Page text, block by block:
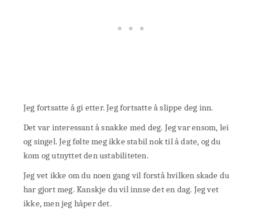
Jeg fortsatte å gi etter. Jeg fortsatte å slippe deg inn.
Det var interessant å snakke med deg. Jeg var ensom, lei
og singel. Jeg følte meg ikke stabil nok til å date, og du
kom og utnyttet den ustabiliteten.
Jeg vet ikke om du noen gang vil forstå hvilken skade du
har gjort meg. Kanskje du vil innse det en dag. Jeg vet
ikke, men jeg håper det.